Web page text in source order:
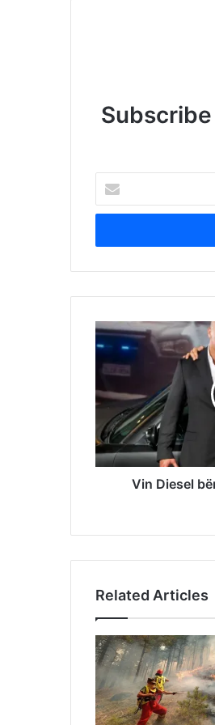
your
Email
Vin Diesel
Related Articles